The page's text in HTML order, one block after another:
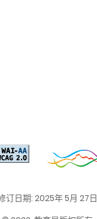
订日期: 2025年 5月 27日